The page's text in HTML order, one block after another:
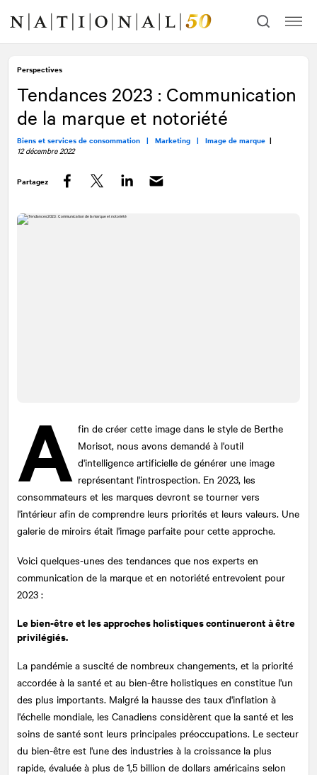
contenu
navigation
Perspectives
Tendances 2023 : Communication
de la marque et notoriété
Biens et services de consommation | Marketing | Image de marque |
12 décembre 2022
Partagez
A fin de créer cette image dans le style de Berthe
Morisot, nous avons demandé à l'outil
d'intelligence artificielle de générer une image
représentant l'introspection. En 2023, les
consommateurs et les marques devront se tourner vers
l'intérieur afin de comprendre leurs priorités et leurs valeurs. Une
galerie de miroirs était l'image parfaite pour cette approche.
Voici quelques-unes des tendances que nos experts en
communication de la marque et en notoriété entrevoient pour
2023 :
Le bien-être et les approches holistiques continueront à être
privilégiés.
La pandémie a suscité de nombreux changements, et la priorité
accordée à la santé et au bien-être holistiques en constitue l'un
des plus importants. Malgré la hausse des taux d'inflation à
l'échelle mondiale, les Canadiens considèrent que la santé et les
soins de santé sont leurs principales préoccupations. Le secteur
du bien-être est l'une des industries à la croissance la plus
rapide, évaluée à plus de 1,5 billion de dollars américains selon